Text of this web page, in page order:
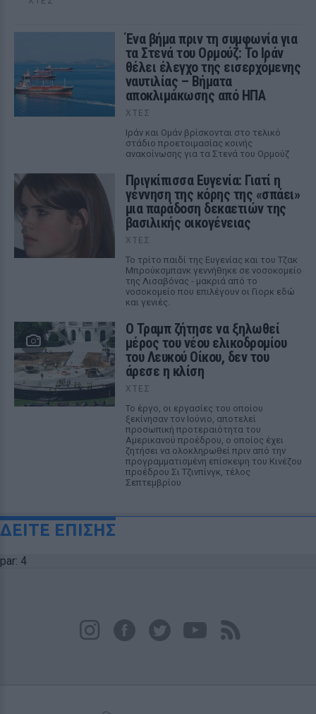
Ένα βήμα πριν τη συμφωνία για
τα Στενά του Ορμούζ: Το Ιράν
θέλει έλεγχο της εισερχόμενης
ναυτιλίας – Βήματα
αποκλιμάκωσης από ΗΠΑ
ΧΤΕΣ
Ιράν και Ομάν βρίσκονται στο τελικό
στάδιο προετοιμασίας κοινής
ανακοίνωσης για τα Στενά του Ορμούζ
Πριγκίπισσα Ευγενία: Γιατί η
γέννηση της κόρης της «σπάει»
μια παράδοση δεκαετιών της
βασιλικής οικογένειας
ΧΤΕΣ
Το τρίτο παιδί της Ευγενίας και του Τζακ
Μπρούκσμπανκ γεννήθηκε σε νοσοκομείο
της Λισαβόνας - μακριά από το
νοσοκομείο που επιλέγουν οι Γιορκ εδώ
και γενιές.
Ο Τραμπ ζήτησε να ξηλωθεί
μέρος του νέου ελικοδρομίου
του Λευκού Οίκου, δεν του
άρεσε η κλίση
ΧΤΕΣ
Το έργο, οι εργασίες του οποίου
ξεκίνησαν τον Ιούνιο, αποτελεί
προσωπική προτεραιότητα του
Αμερικανού προέδρου, ο οποίος έχει
ζητήσει να ολοκληρωθεί πριν από την
προγραμματισμένη επίσκεψη του Κινέζου
προέδρου Σι Τζινπίνγκ, τέλος
Σεπτεμβρίου
ΔΕΙΤΕ ΕΠΙΣΗΣ
par: 4